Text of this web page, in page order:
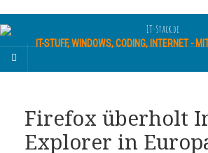
IT-STUFF, WINDOWS, CODING, INTERNET -
Firefox überholt
Explorer in